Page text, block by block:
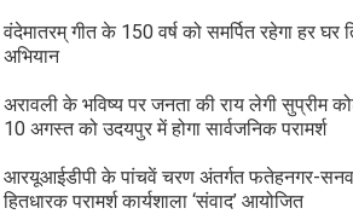
वंदेमातरम् गीत के 150 वर्ष को समर्पित रहेगा हर घर
अभियान
अरावली के भविष्य पर जनता की राय लेगी सुप्रीम
10 अगस्त को उदयपुर में होगा सार्वजनिक परामर्श
आरयूआईडीपी के पांचवें चरण अंतर्गत फतेहनगर-
हितधारक परामर्श कार्यशाला ‘संवाद’ आयोजित